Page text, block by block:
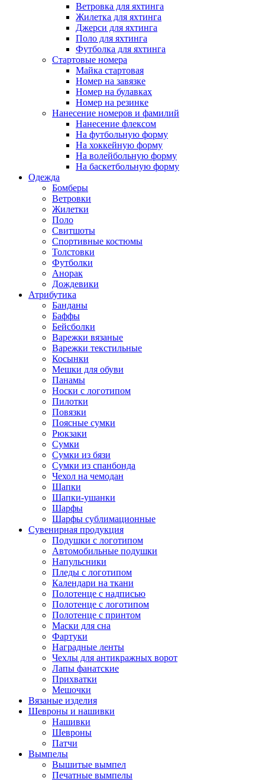
Ветровка для яхтинга
Жилетка для яхтинга
Джерси для яхтинга
Поло для яхтинга
Футболка для яхтинга
Стартовые номера
Майка стартовая
Номер на завязке
Номер на булавках
Номер на резинке
Нанесение номеров и фамилий
Нанесение флексом
На футбольную форму
На хоккейную форму
На волейбольную форму
На баскетбольную форму
Одежда
Бомберы
Ветровки
Жилетки
Поло
Свитшоты
Спортивные костюмы
Толстовки
Футболки
Анорак
Дождевики
Атрибутика
Банданы
Баффы
Бейсболки
Варежки вязаные
Варежки текстильные
Косынки
Мешки для обуви
Панамы
Носки с логотипом
Пилотки
Повязки
Поясные сумки
Рюкзаки
Сумки
Сумки из бязи
Сумки из спанбонда
Чехол на чемодан
Шапки
Шапки-ушанки
Шарфы
Шарфы сублимационные
Сувенирная продукция
Подушки с логотипом
Автомобильные подушки
Напульсники
Пледы с логотипом
Календари на ткани
Полотенце с надписью
Полотенце с логотипом
Полотенце с принтом
Маски для сна
Фартуки
Наградные ленты
Чехлы для антикражных ворот
Лапы фанатские
Прихватки
Мешочки
Вязаные изделия
Шевроны и нашивки
Нашивки
Шевроны
Патчи
Вымпелы
Вышитые вымпел
Печатные вымпелы